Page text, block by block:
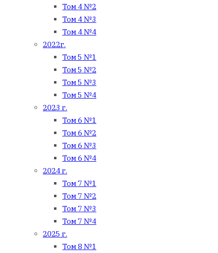
Том 4 №2
Том 4 №3
Том 4 №4
2022г.
Том 5 №1
Том 5 №2
Том 5 №3
Том 5 №4
2023 г.
Том 6 №1
Том 6 №2
Том 6 №3
Том 6 №4
2024 г.
Том 7 №1
Том 7 №2
Том 7 №3
Том 7 №4
2025 г.
Том 8 №1